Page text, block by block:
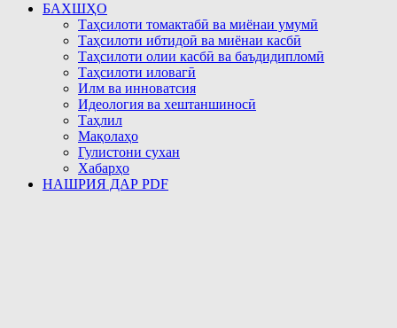
БАХШҲО
Таҳсилоти томактабӣ ва миёнаи умумӣ
Таҳсилоти ибтидоӣ ва миёнаи касбӣ
Таҳсилоти олии касбӣ ва баъдидипломӣ
Таҳсилоти иловагӣ
Илм ва инноватсия
Идеология ва хештаншиносӣ
Таҳлил
Мақолаҳо
Гулистони сухан
Хабарҳо
НАШРИЯ ДАР PDF